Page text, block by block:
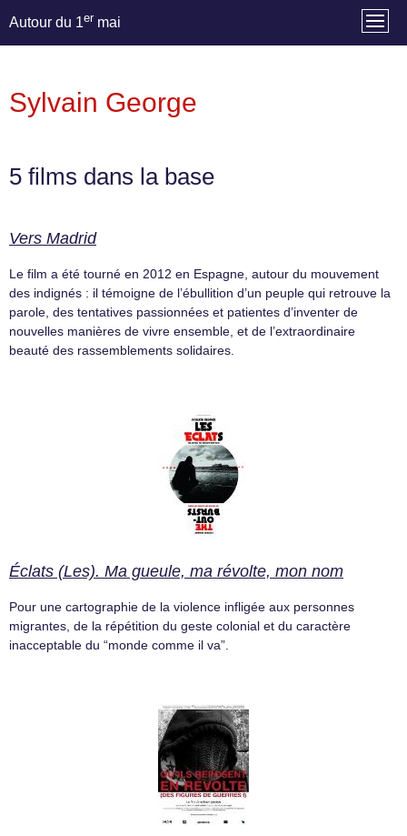
Autour du 1er mai
Sylvain George
5 films dans la base
Vers Madrid
Le film a été tourné en 2012 en Espagne, autour du mouvement
des indignés : il témoigne de l’ébullition d’un peuple qui retrouve la
parole, des tentatives passionnées et patientes d’inventer de
nouvelles manières de vivre ensemble, et de l’extraordinaire
beauté des rassemblements solidaires.
Éclats (Les). Ma gueule, ma révolte, mon nom
Pour une cartographie de la violence infligée aux personnes
migrantes, de la répétition du geste colonial et du caractère
inacceptable du “monde comme il va”.